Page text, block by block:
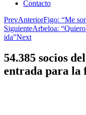
Contacto
PrevAnteriorFigo: “Me
SiguienteArbeloa:
ida”Next
54.385 socios
entrada para la